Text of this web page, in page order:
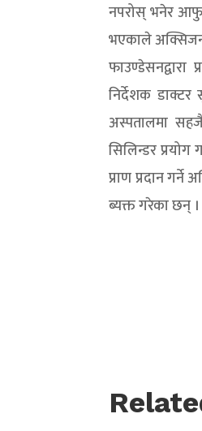
नपरोस् भनेर
भएकाले
निर्देशक
अस्पतालमा
सिलिन्डर
प्राण प्रदान
ब्यक्त गरेका छन् ।